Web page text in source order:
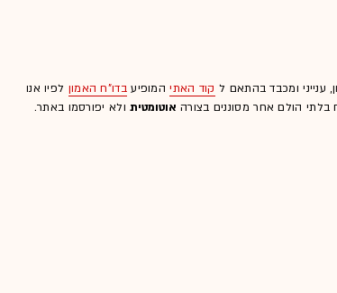
ענייני ומכבד בהתאם ל קוד האתיהמופיעבדו"ח האמון לפיו אנו
בלתי הולם אחר מסוננים בצורה אוטומטיתולא יפורסמו באתר.